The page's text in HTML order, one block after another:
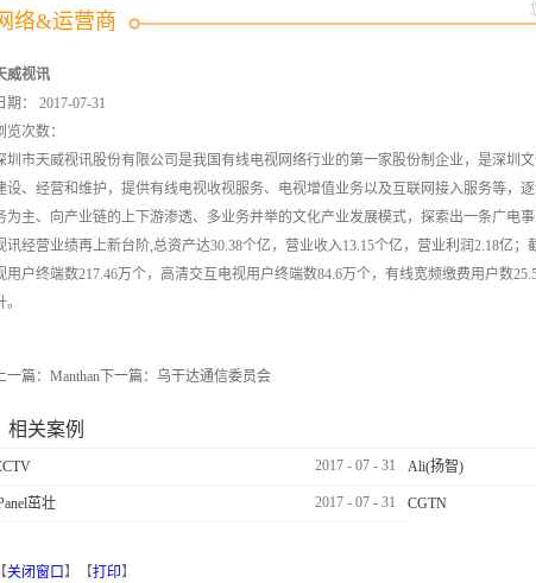
络&运营商
威视讯
期：
2017-07-31
览次数：
圳市天威视讯股份有限公司是我国有线电视网络行业的第一家股份制企业，是深圳
设、经营和维护，提供有线电视收视服务、电视增值业务以及互联网接入服务等，
为主、向产业链的上下游渗透、多业务并举的文化产业发展模式，探索出一条广电
讯经营业绩再上新台阶,总资产达30.38个亿，营业收入13.15个亿，营业利润2.18亿
用户终端数217.46万个，高清交互电视用户终端数84.6万个，有线宽频缴费用户数
。
一篇：Manthan 下一篇：乌干达通信委员会
相关案例
2017 -07 -31 Ali(扬智)
茁壮 2017 -07 -31 CGTN
关闭窗口 】【打印】